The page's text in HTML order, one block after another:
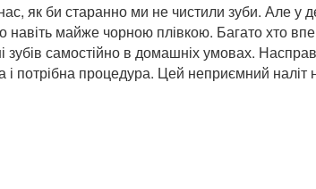
як би старанно ми не чистили зуби. Але у
навіть майже чорною плівкою. Багато хто
зубів самостійно в домашніх умовах.
і потрібна процедура. Цей неприємний